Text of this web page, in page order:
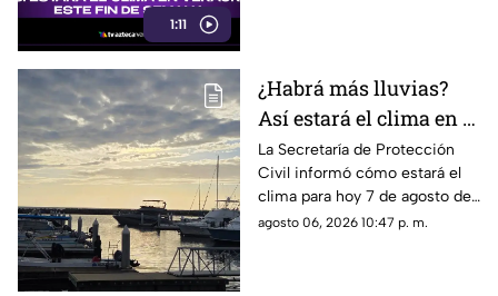
1:11
¿Habrá más lluvias?
Así estará el clima en el
estado de Veracruz hoy
7 de agosto de 2026
La Secretaría de Protección
Civil informó cómo estará el
clima para hoy 7 de agosto de
2026 en Veracruz, así como el
agosto 06, 2026 10:47 p. m.